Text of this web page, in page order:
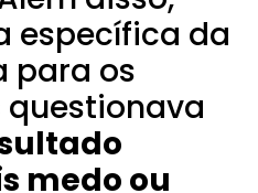
específica da
para os
medo ou